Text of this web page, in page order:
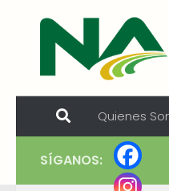
Skip to content
Quienes
SÍGANOS: